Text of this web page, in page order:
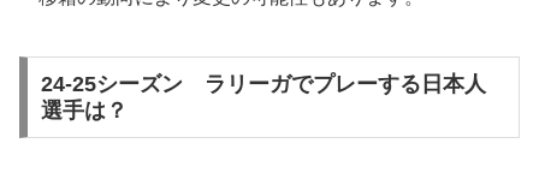
24-25シーズン ラリーガでプレーする日本人
選手は？